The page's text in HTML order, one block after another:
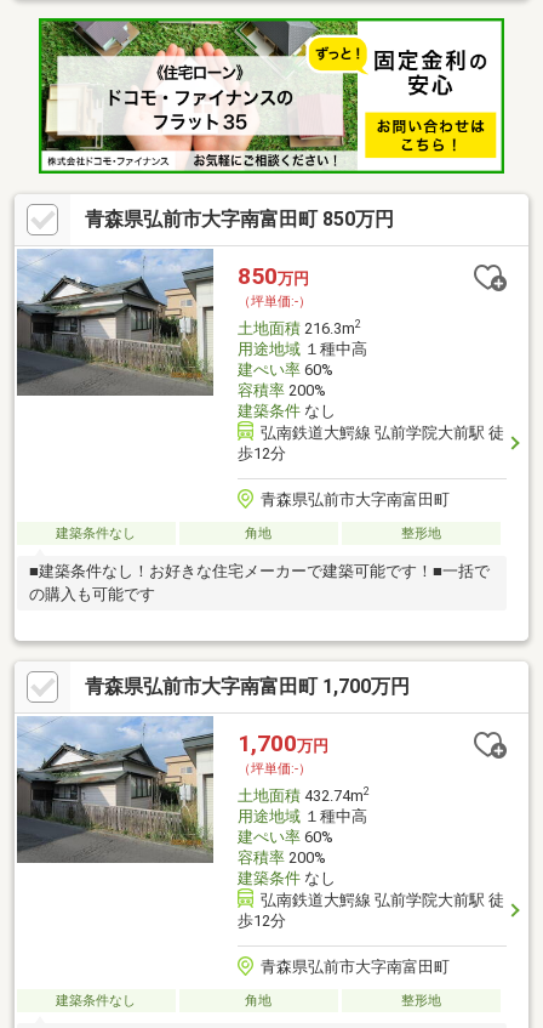
青森県弘前市大字南富田町 850万円
850万円
（坪単価:-）
土地面積216.3m2
用途地域１種中高
建ぺい率60%
容積率200%
建築条件なし
弘南鉄道大鰐線 弘前学院大前駅 徒
歩12分
青森県弘前市大字南富田町
建築条件なし 角地 整形地
■建築条件なし！お好きな住宅メーカーで建築可能です！■一括で
の購入も可能です
青森県弘前市大字南富田町 1,700万円
1,700万円
（坪単価:-）
土地面積432.74m2
用途地域１種中高
建ぺい率60%
容積率200%
建築条件なし
弘南鉄道大鰐線 弘前学院大前駅 徒
歩12分
青森県弘前市大字南富田町
建築条件なし 角地 整形地